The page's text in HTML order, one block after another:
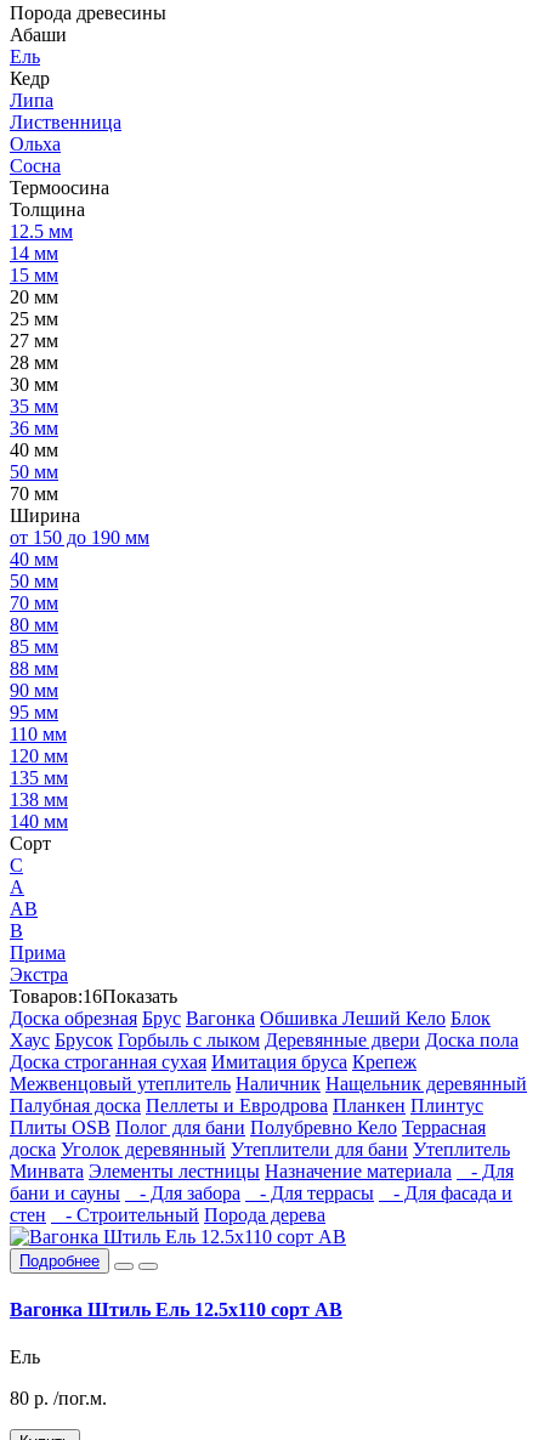
Порода древесины
Абаши
Ель
Кедр
Липа
Лиственница
Ольха
Сосна
Термоосина
Толщина
12.5 мм
14 мм
15 мм
20 мм
25 мм
27 мм
28 мм
30 мм
35 мм
36 мм
40 мм
50 мм
70 мм
Ширина
от 150 до 190 мм
40 мм
50 мм
70 мм
80 мм
85 мм
88 мм
90 мм
95 мм
110 мм
120 мм
135 мм
138 мм
140 мм
Сорт
C
А
АВ
В
Прима
Экстра
Товаров:16Показать
Доска обрезная Брус Вагонка Обшивка Леший Кело Блок
Хаус Брусок Горбыль с лыком Деревянные двери Доска пола
Доска строганная сухая Имитация бруса Крепеж
Межвенцовый утеплитель Наличник Нащельник деревянный
Палубная доска Пеллеты и Евродрова Планкен Плинтус
Плиты OSB Полог для бани Полубревно Кело Террасная
доска Уголок деревянный Утеплители для бани Утеплитель
Минвата Элементы лестницы Назначение материала
- Для
бани и сауны
- Для забора - Для террасы
- Для фасада и
стен
- Строительный Порода дерева
Подробнее
Вагонка Штиль Ель 12.5х110 сорт АВ
Ель
80 р. /пог.м.